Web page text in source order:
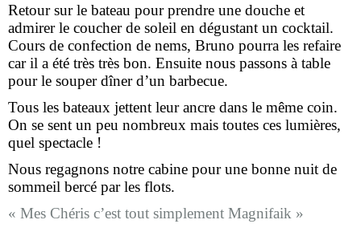
Retour sur le bateau pour prendre une douche et
admirer le coucher de soleil en dégustant un cocktail.
Cours de confection de nems, Bruno pourra les refaire
car il a été très très bon. Ensuite nous passons à table
pour le souper dîner d’un barbecue.
Tous les bateaux jettent leur ancre dans le même coin.
On se sent un peu nombreux mais toutes ces lumières,
quel spectacle !
Nous regagnons notre cabine pour une bonne nuit de
sommeil bercé par les flots.
« Mes Chéris c’est tout simplement Magnifaik »